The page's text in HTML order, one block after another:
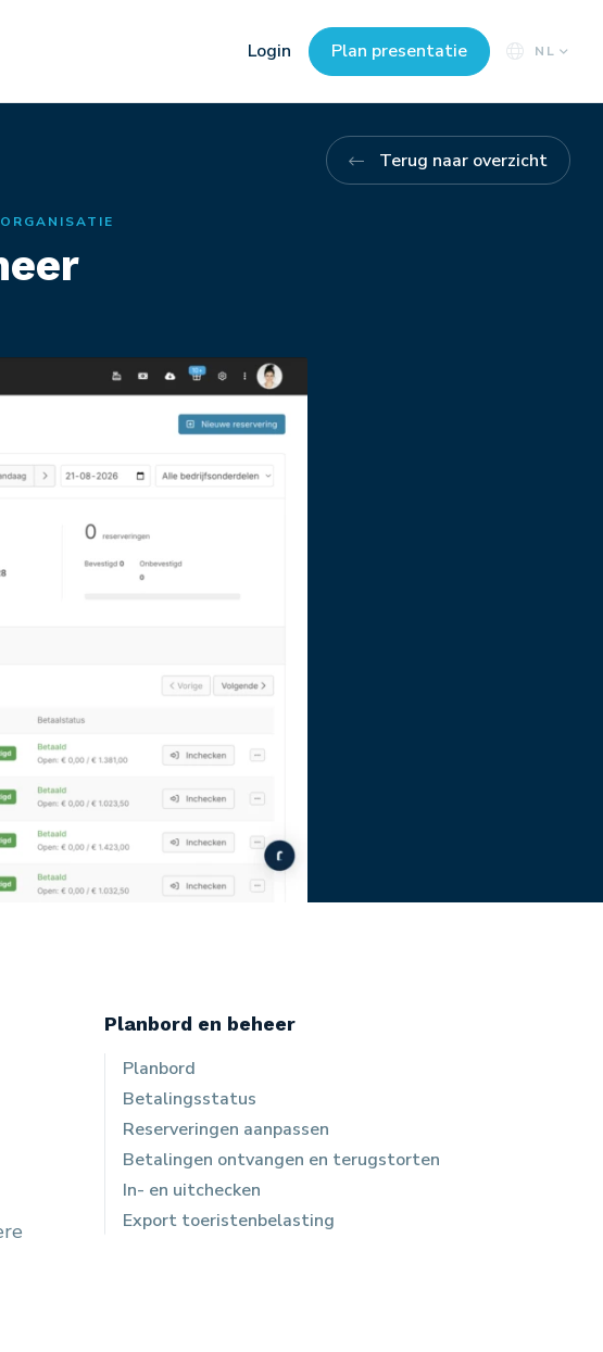
Login Plan presentatie NL
Terug naar overzicht
Planbord en beheer
Planbord
Betalingsstatus
Reserveringen aanpassen
Betalingen ontvangen en terugstorten
In- en uitchecken
Export toeristenbelasting